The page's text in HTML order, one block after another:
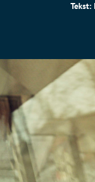
Tekst: